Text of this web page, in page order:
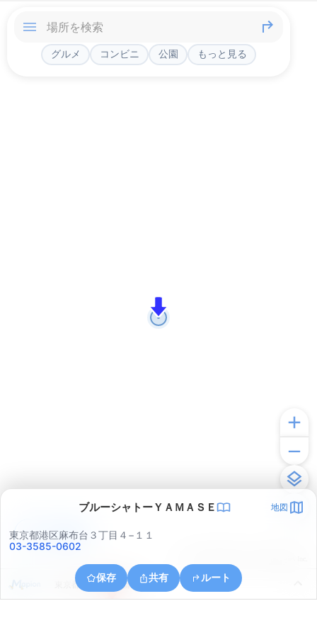
グルメ コンビニ 公園 もっと見る
ブルーシャトーＹＡＭＡＳＥ 地図
東京都港区麻布台３丁目４−１１
03-3585-0602
保存 共有 ルート
東京都千代田区一番町
アプリで見る